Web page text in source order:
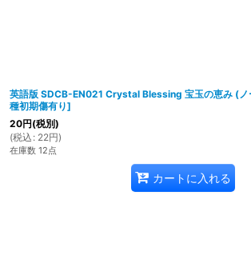
英語版 SDCB-EN021 Crystal Blessing 宝玉の恵み (
種初期傷有り]
20円(税別)
(税込 : 22円)
在庫数 12点
カートに入れる